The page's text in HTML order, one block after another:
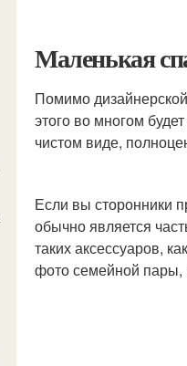
Маленькая
Помимо
этого во многом
чистом виде,
Если вы сторонники
обычно является
таких аксессуаров,
фото семейной пары,